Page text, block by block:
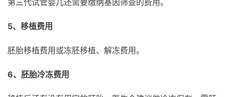
第三代试管婴儿还需要缴纳基因筛查的费用。
5、移植费用
胚胎移植费用或冻胚移植、解冻费用。
6、胚胎冷冻费用